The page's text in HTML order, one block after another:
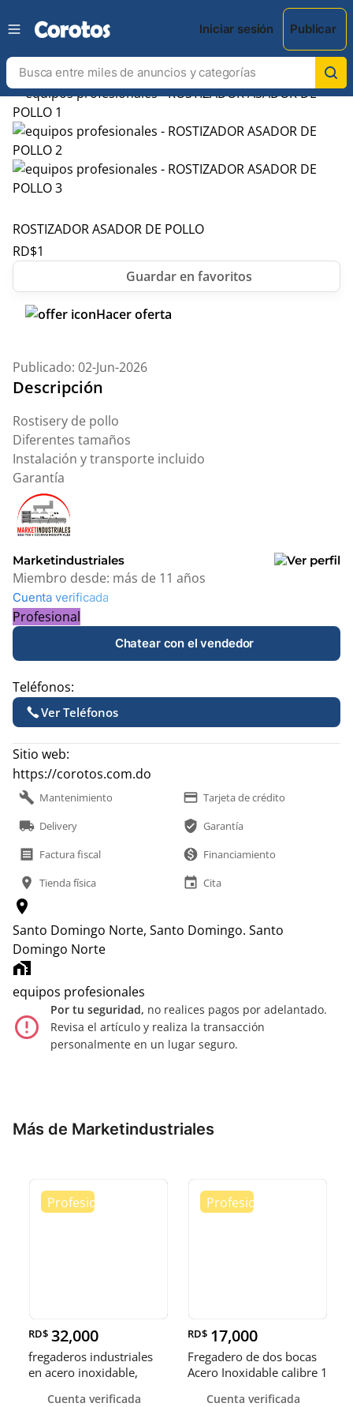
Iniciar sesión Publicar
ROSTIZADOR ASADOR DE POLLO
RD$1
Hacer oferta
Publicado: 02-Jun-2026
Descripción
Rostisery de pollo
Diferentes tamaños
Instalación y transporte incluido
Garantía
Marketindustriales
Miembro desde: más de 11 años
Cuenta verificada
Profesional
Chatear con el vendedor
Teléfonos:
Ver Teléfonos
Sitio web:
https://corotos.com.do
build Mantenimiento payment Tarjeta de crédito
local_shipping Delivery verified_user Garantía
receipt Factura fiscal monetization_on Financiamiento
location_on Tienda física event Cita
location_on
Santo Domingo Norte, Santo Domingo. Santo
Domingo Norte
home_work
equipos profesionales
error_outline
Por tu seguridad, no realices pagos por adelantado.
Revisa el artículo y realiza la transacción
personalmente en un lugar seguro.
Más de Marketindustriales
RD$ 32,000
fregaderos industriales
en acero inoxidable,
Cuenta verificada
RD$ 17,000
Fregadero de dos bocas
Acero Inoxidable calibre 1
Cuenta verificada